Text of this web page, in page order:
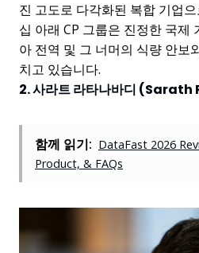
진 고도로 다각화된 복합 기업
십 아래 CP 그룹은 진정한 국제
아 전역 및 그 너머의 식량 안보
치고 있습니다.
2. 사라트 라타나바디
함께 읽기: DataFast 2026
Product, & FAQs